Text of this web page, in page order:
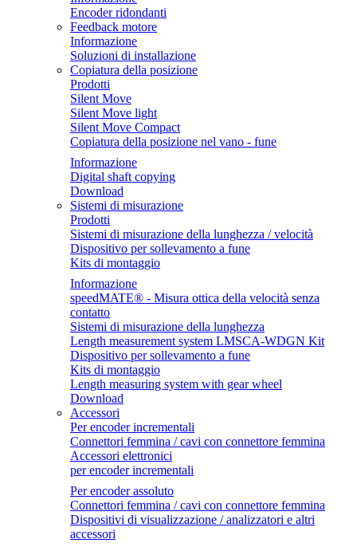
Encoder ridondanti
Feedback motore
Informazione
Soluzioni di installazione
Copiatura della posizione
Prodotti
Silent Move
Silent Move light
Silent Move Compact
Copiatura della posizione nel vano - fune
Informazione
Digital shaft copying
Download
Sistemi di misurazione
Prodotti
Sistemi di misurazione della lunghezza / velocità
Dispositivo per sollevamento a fune
Kits di montaggio
Informazione
speedMATE® - Misura ottica della velocità senza
contatto
Sistemi di misurazione della lunghezza
Length measurement system LMSCA-WDGN Kit
Dispositivo per sollevamento a fune
Kits di montaggio
Length measuring system with gear wheel
Download
Accessori
Per encoder incrementali
Connettori femmina / cavi con connettore femmina
Accessori elettronici
per encoder incrementali
Per encoder assoluto
Connettori femmina / cavi con connettore femmina
Dispositivi di visualizzazione / analizzatori e altri
accessori